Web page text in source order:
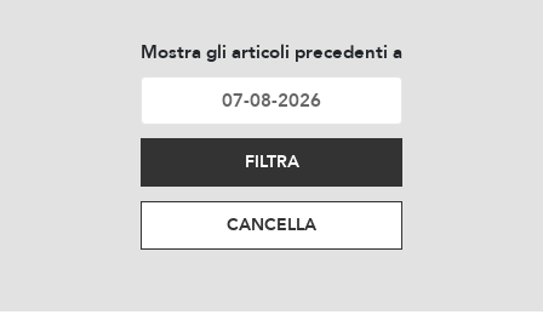
Mostra gli articoli precedenti a
FILTRA
CANCELLA